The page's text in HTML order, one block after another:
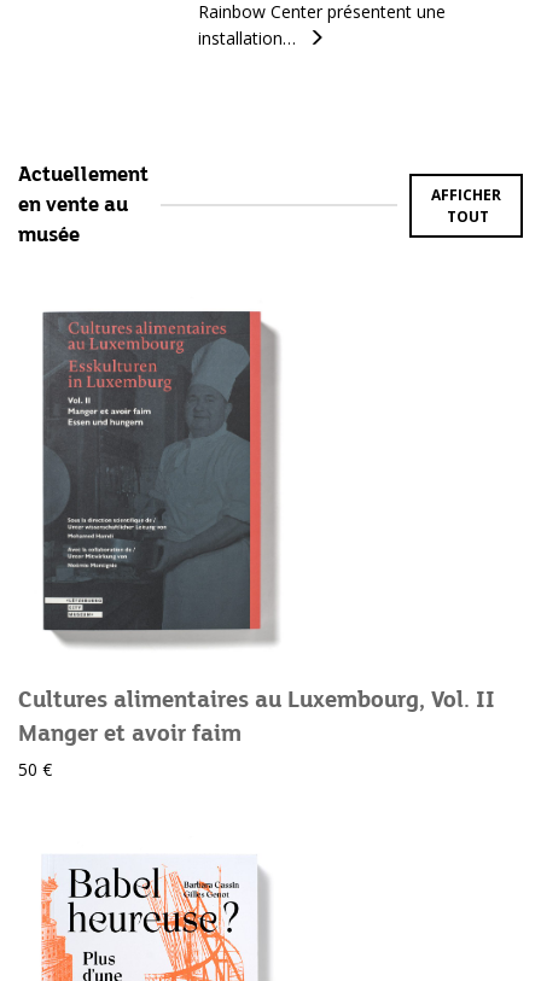
Rainbow Center présentent une
installation…
Actuellement
en vente au
musée
AFFICHER
TOUT
Cultures alimentaires au Luxembourg, Vol. II
Manger et avoir faim
50 €